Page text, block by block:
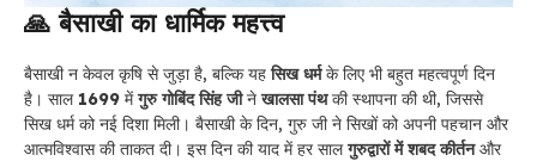
🙏 बैसाखी का धार्मिक महत्त्व
बैसाखी न केवल कृषि से जुड़ा है, बल्कि यहसिख धर्मके लिए भी बहुत महत्वपूर्ण दिन
है। साल 1699 मेंगुरु गोबिंद सिंह जीनेखालसा पंथकी स्थापना की थी, जिससे
सिख धर्म को नई दिशा मिली। बैसाखी के दिन, गुरु जी ने सिखों को अपनी पहचान और
आत्मविश्वास की ताकत दी। इस दिन की याद में हर सालगुरुद्वारों में शबद कीर्तनऔर